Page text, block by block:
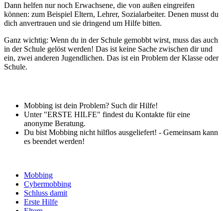
Dann helfen nur noch Erwachsene, die von außen eingreifen
können: zum Beispiel Eltern, Lehrer, Sozialarbeiter. Denen musst du
dich anvertrauen und sie dringend um Hilfe bitten.
Ganz wichtig: Wenn du in der Schule gemobbt wirst, muss das auch
in der Schule gelöst werden! Das ist keine Sache zwischen dir und
ein, zwei anderen Jugendlichen. Das ist ein Problem der Klasse oder
Schule.
Mobbing ist dein Problem? Such dir Hilfe!
Unter "ERSTE HILFE" findest du Kontakte für eine
anonyme Beratung.
Du bist Mobbing nicht hilflos ausgeliefert! - Gemeinsam kann
es beendet werden!
Mobbing
Cybermobbing
Schluss damit
Erste Hilfe